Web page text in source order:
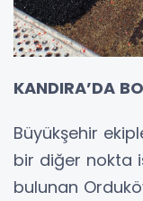
KANDIRA’DA
Büyükşehir
bir diğer nokta
bulunan